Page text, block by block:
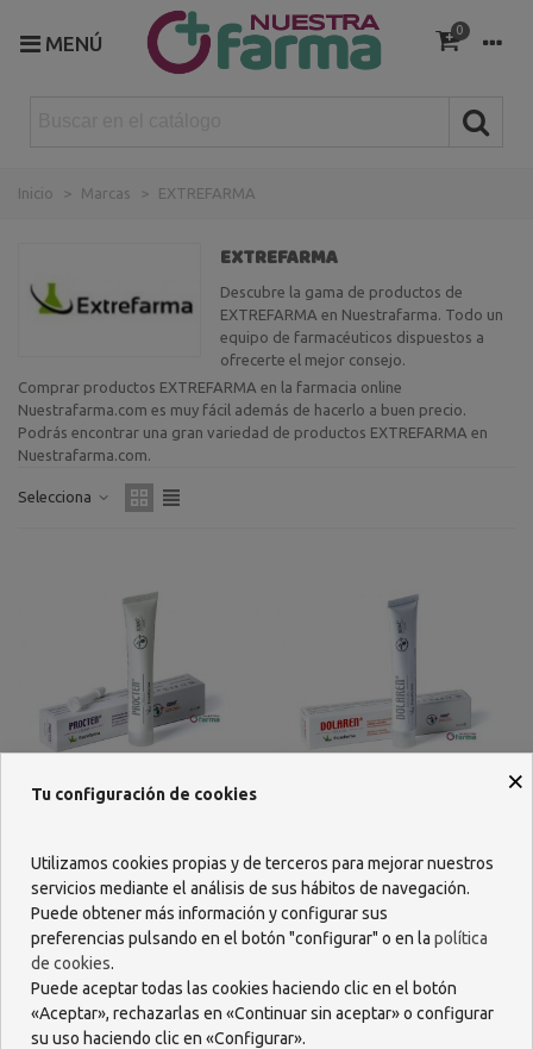
MENÚ
0
Inicio > Marcas > EXTREFARMA
EXTREFARMA
Descubre la gama de productos de
EXTREFARMA en Nuestrafarma. Todo un
equipo de farmacéuticos dispuestos a
ofrecerte el mejor consejo.
Comprar productos EXTREFARMA en la farmacia online
Nuestrafarma.com es muy fácil además de hacerlo a buen precio.
Podrás encontrar una gran variedad de productos EXTREFARMA en
Nuestrafarma.com.
Selecciona
22,18 €
AÑADIR
20,79 €
AÑADIR
×
Tu configuración de cookies
Utilizamos cookies propias y de terceros para mejorar nuestros
servicios mediante el análisis de sus hábitos de navegación.
Puede obtener más información y configurar sus
preferencias pulsando en el botón "configurar" o en la política
de cookies.
Puede aceptar todas las cookies haciendo clic en el botón
«Aceptar», rechazarlas en «Continuar sin aceptar» o configurar
su uso haciendo clic en «Configurar».